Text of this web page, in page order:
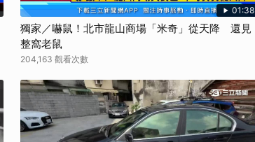
01:38
獨家／嚇鼠！北市龍山商場「米奇」從天降 還見
整窩老鼠
204,163 觀看次數